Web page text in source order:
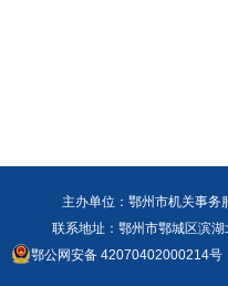
主办单位：鄂州市机关事
联系地址：鄂州市鄂城区滨
鄂公网安备 42070402000214号